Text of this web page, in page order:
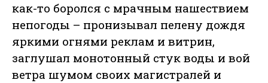
как-то боролся с мрачным нашествием
непогоды – пронизывал пелену дождя
яркими огнями реклам и витрин,
заглушал монотонный стук воды и вой
ветра шумом своих магистралей и